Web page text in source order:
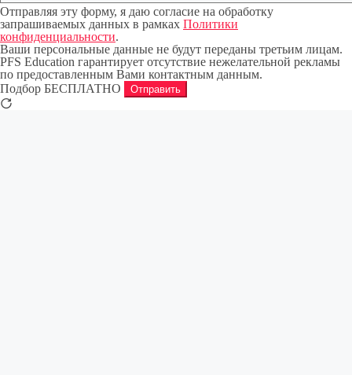
Отправляя эту форму, я даю согласие на обработку
запрашиваемых данных в рамках Политики
конфиденциальности.
Ваши персональные данные не будут переданы третьим лицам.
PFS Education гарантирует отсутствие нежелательной рекламы
по предоставленным Вами контактным данным.
Подбор БЕСПЛАТНО
Отправить